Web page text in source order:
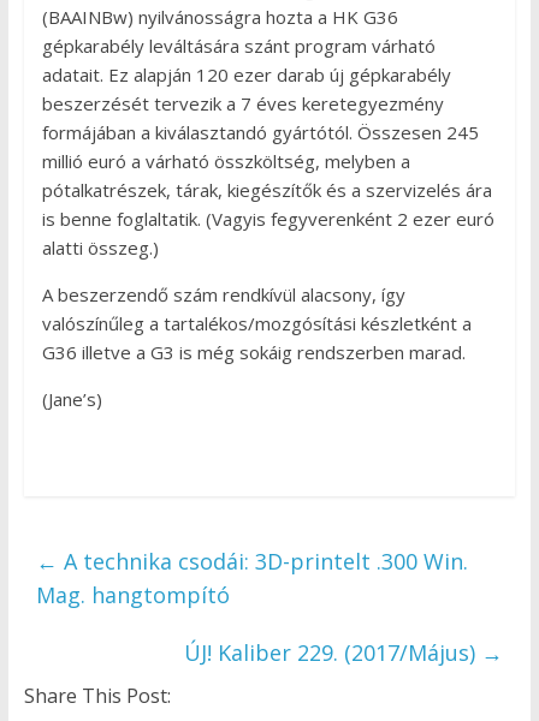
(BAAINBw) nyilvánosságra hozta a HK G36
gépkarabély leváltására szánt program várható
adatait. Ez alapján 120 ezer darab új gépkarabély
beszerzését tervezik a 7 éves keretegyezmény
formájában a kiválasztandó gyártótól. Összesen 245
millió euró a várható összköltség, melyben a
pótalkatrészek, tárak, kiegészítők és a szervizelés ára
is benne foglaltatik. (Vagyis fegyverenként 2 ezer euró
alatti összeg.)
A beszerzendő szám rendkívül alacsony, így
valószínűleg a tartalékos/mozgósítási készletként a
G36 illetve a G3 is még sokáig rendszerben marad.
(Jane’s)
← A technika csodái: 3D-printelt .300 Win.
Mag. hangtompító
ÚJ! Kaliber 229. (2017/Május) →
Share This Post: